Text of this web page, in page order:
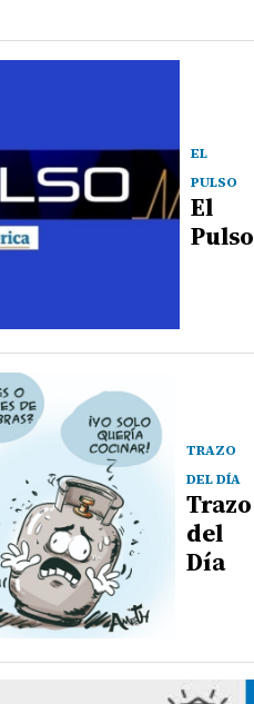
EL
PULSO
El
Pulso
TRAZO
DEL DÍA
Trazo
del
Día